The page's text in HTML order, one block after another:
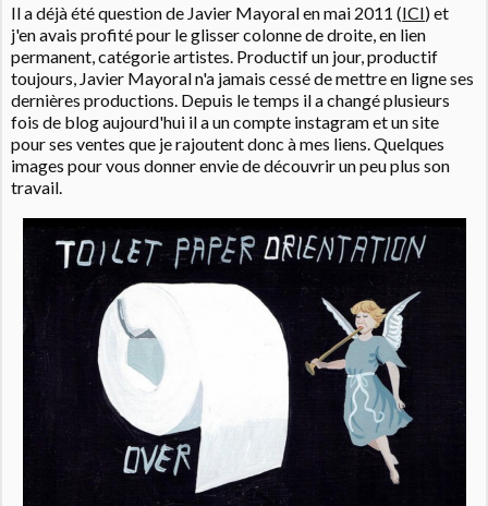
Il a déjà été question de Javier Mayoral en mai 2011 (ICI) et
j'en avais profité pour le glisser colonne de droite, en lien
permanent, catégorie artistes. Productif un jour, productif
toujours, Javier Mayoral n'a jamais cessé de mettre en ligne ses
dernières productions. Depuis le temps il a changé plusieurs
fois de blog aujourd'hui il a un compte instagram et un site
pour ses ventes que je rajoutent donc à mes liens. Quelques
images pour vous donner envie de découvrir un peu plus son
travail.